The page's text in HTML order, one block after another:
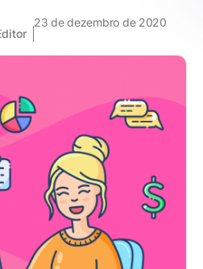
23 de dezembro de 2020